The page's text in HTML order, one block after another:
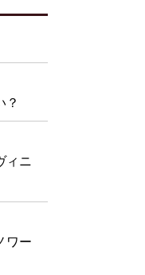
？
ィニ
ワー